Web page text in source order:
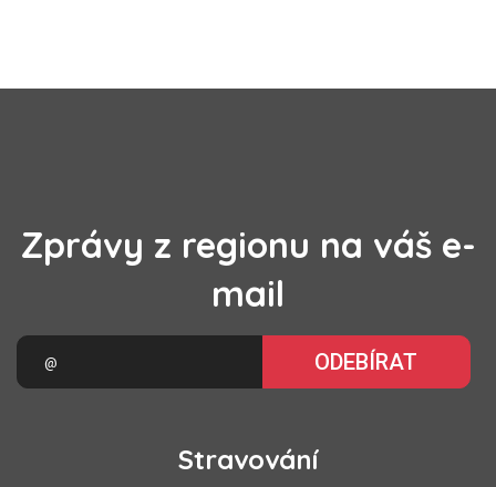
Zprávy z regionu na váš e-
mail
ODEBÍRAT
Stravování